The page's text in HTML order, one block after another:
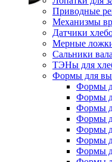
Приводные
Механизмы
Датчики
Мерные
Сальники
ТЭНы для
Формы для
Формы
Формы
Формы
Формы
Формы
Формы
Формы